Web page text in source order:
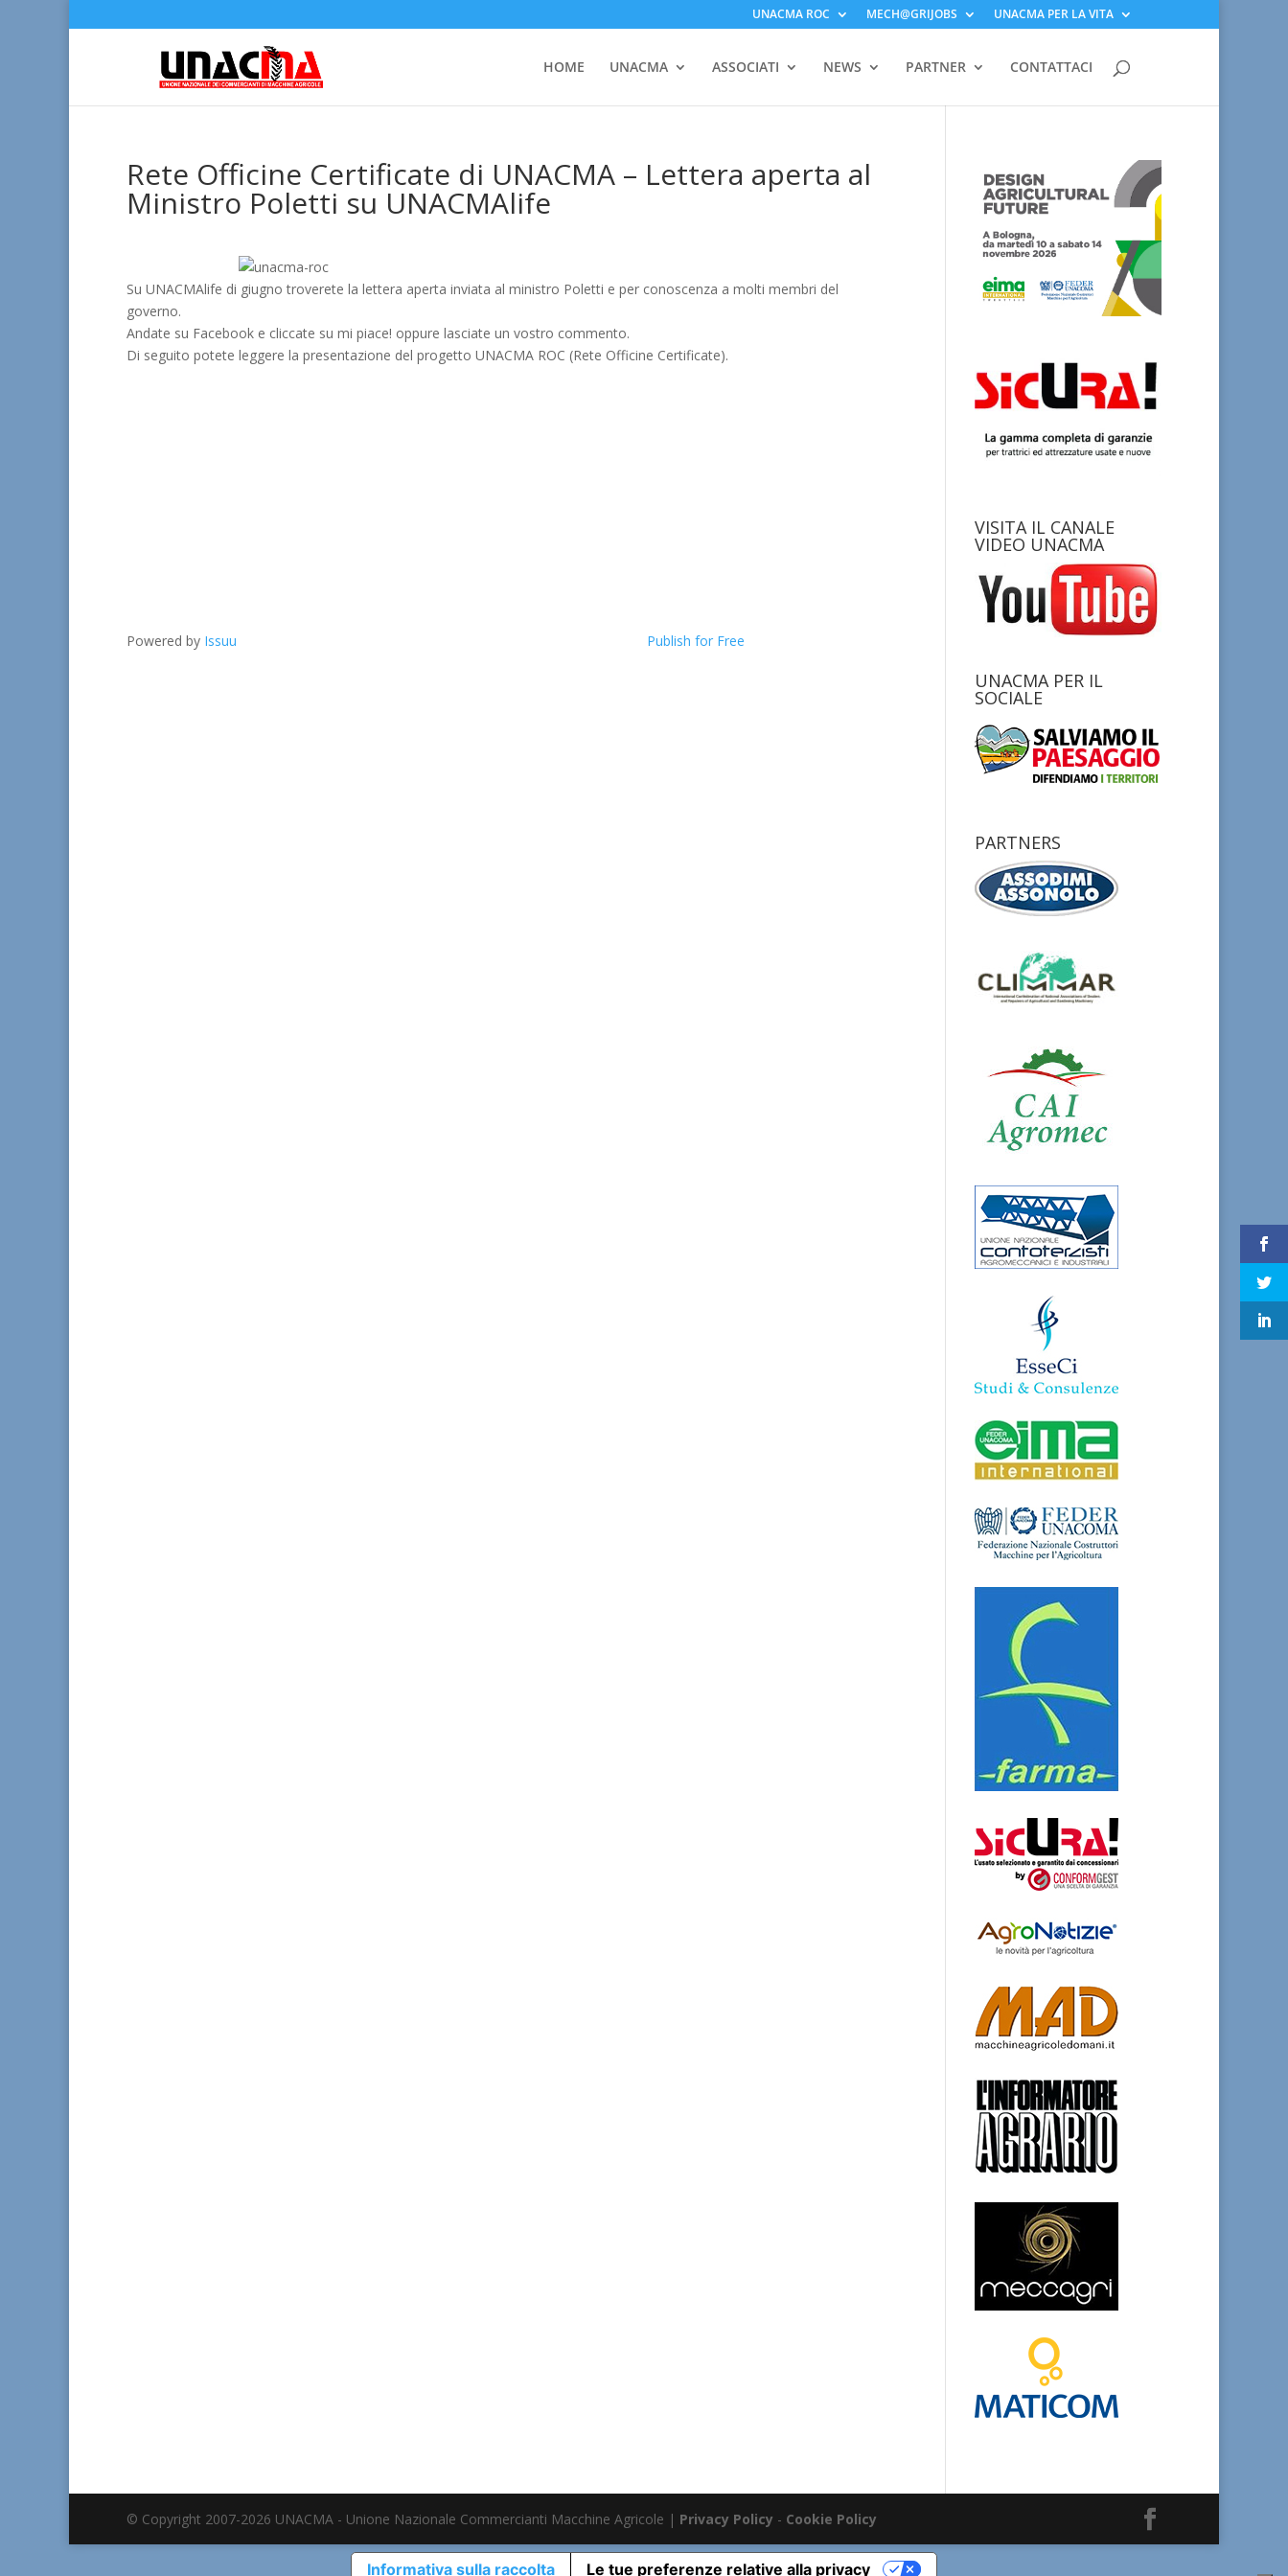
UNACMA ROC MECH@GRIJOBS UNACMA PER LA VITA
HOME UNACMA ASSOCIATI NEWS PARTNER CONTATTACI
Rete Officine Certificate di UNACMA – Lettera aperta al
Ministro Poletti su UNACMAlife
Su UNACMAlife di giugno troverete la lettera aperta inviata al ministro Poletti e per conoscenza a molti membri del
governo.
Andate su Facebook e cliccate su mi piace! oppure lasciate un vostro commento.
Di seguito potete leggere la presentazione del progetto UNACMA ROC (Rete Officine Certificate).
Powered by Issuu Publish for Free
VISITA IL CANALE
VIDEO UNACMA
UNACMA PER IL
SOCIALE
PARTNERS
© Copyright 2007-2026 UNACMA - Unione Nazionale Commercianti Macchine Agricole | Privacy Policy - Cookie Policy
Informativa sulla raccolta Le tue preferenze relative alla privacy